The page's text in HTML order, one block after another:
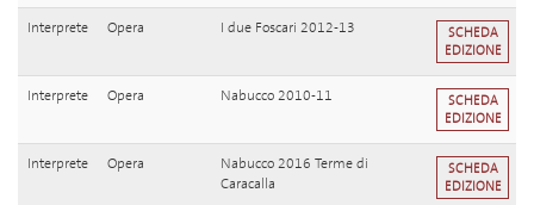
Interprete Opera I due Foscari 2012-13
SCHEDA
EDIZIONE
Interprete Opera Nabucco 2010-11
SCHEDA
EDIZIONE
Interprete Opera
Nabucco 2016 Terme di
Caracalla
SCHEDA
EDIZIONE